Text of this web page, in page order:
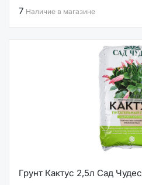
7 Наличие в магазине
Грунт Кактус 2,5л Сад Чудес